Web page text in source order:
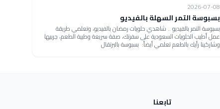
2026-07-08
بسبوسة التمر السهلة بالفيديو
بسبوسة التمر بالفيديو .. شاهدي حلويات رمضان بالفيديو، وتعلمي طريقة
عمل أطيب الحلويات السعودية على سفرتك، صفة سريعة وطيبة الطعم، جربيها
وشاركينا رأيك بالطعم تعلمي أيضاً: بسبوسة بالبرتقال
تابعنا